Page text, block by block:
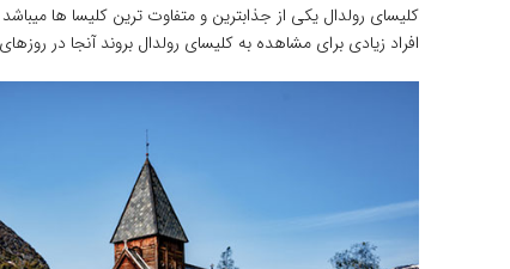
افراد زیادی برای مشاهده به کلیسای رولدال بروند آنجا در